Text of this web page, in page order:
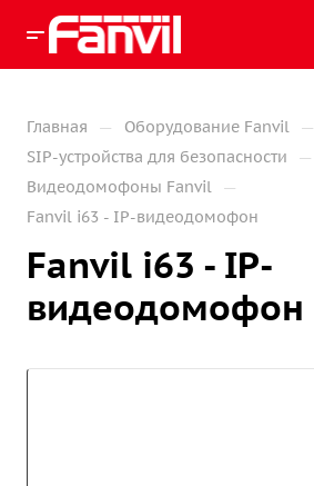
Главная — Оборудование Fanvil —
SIP-устройства для безопасности —
Видеодомофоны Fanvil —
Fanvil i63 - IP-видеодомофон
Fanvil i63 - IP-
видеодомофон